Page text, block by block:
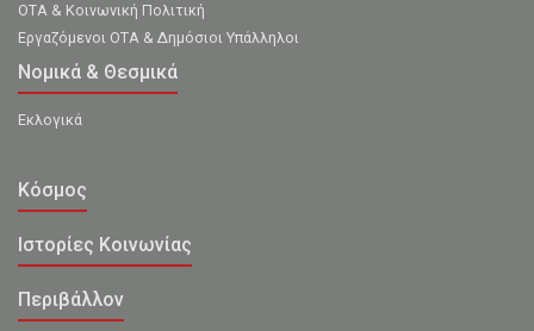
ΟΤΑ & Κοινωνική Πολιτική
Εργαζόμενοι ΟΤΑ & Δημόσιοι Υπάλληλοι
Νομικά & Θεσμικά
Εκλογικά
Κόσμος
Ιστορίες Κοινωνίας
Περιβάλλον